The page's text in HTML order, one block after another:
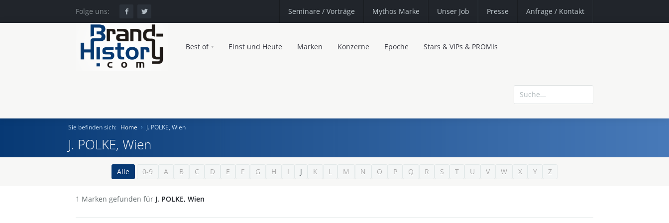
Folge uns: Seminare / Vorträge Mythos Marke Unser Job Presse Anfrage / Kontakt
Best of Einst und Heute Marken Konzerne Epoche Stars & VIPs & PROMIs
Sie befinden sich: Home J. POLKE, Wien
J. POLKE, Wien
Alle 0-9 A B C D E F G H I J K L M N O P Q R S T U V W X Y Z
1 Marken gefunden für J. POLKE, Wien